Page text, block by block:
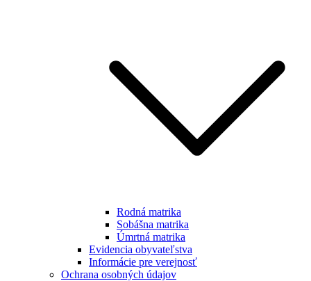
Rodná matrika
Sobášna matrika
Úmrtná matrika
Evidencia obyvateľstva
Informácie pre verejnosť
Ochrana osobných údajov